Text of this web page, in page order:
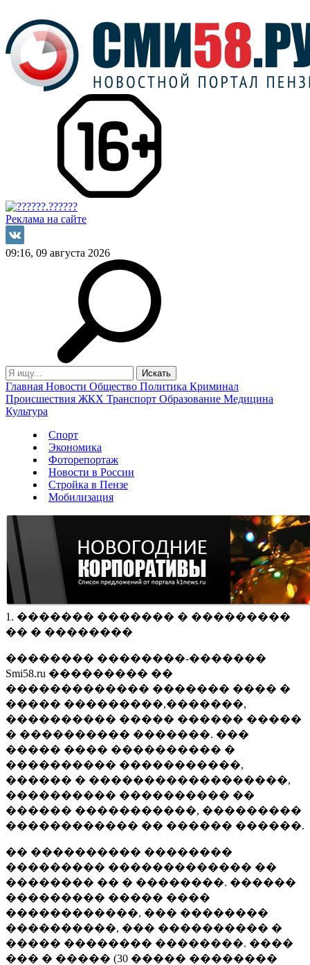
Реклама на сайте
09:16, 09 августа 2026
Главная Новости Общество Политика Криминал
Происшествия ЖКХ Транспорт Образование Медицина
Культура
Спорт
Экономика
Фоторепортаж
Новости в России
Стройка в Пензе
Мобилизация
1. ������� ������� � ���������
�� � ��������
�������� ��������-�������
Smi58.ru ��������� ��
������������� ������� ���� �
����� ���������,�������,
���������� ����� ������ �����
� ���������� �������. ���
����� ���� ���������� �
���������� �����������,
������ � ������������������,
���������� ���������� ��
������ �����������, ���������
������������ �� ������ ������.
�� ���������� ��������
��������� ������������� ��
�������� �� � ��������. ������
��������� ����� ����
������������, ��� ��������
����������, ��� ���������� �
����� �������� ��������. ����
��� � ����� (30 ����� ��������